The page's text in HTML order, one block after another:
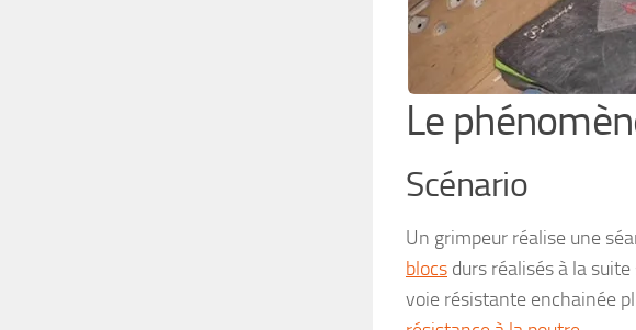
Le
Scénario
Un grimpeur réalise une
blocs durs réalisés à la
voie résistante enchainée